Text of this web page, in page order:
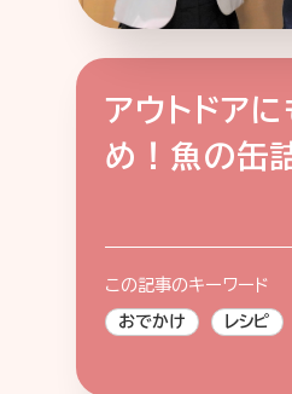
特集記事 連載
夏のビール特集2025
浅草特集2025 池
レシピ みんなで乾杯
アウトドア
め！魚の缶
この記事のキーワード
おでかけ レシピ